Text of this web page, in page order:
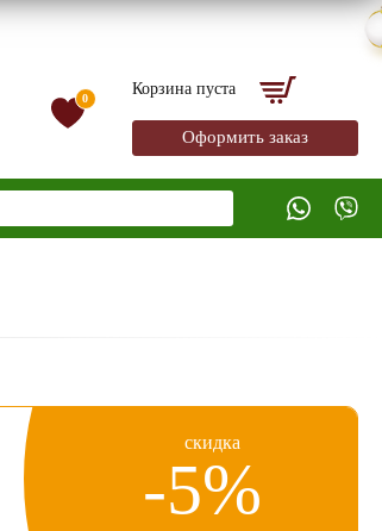
0
Корзина пуста
Оформить заказ
скидка
-5%